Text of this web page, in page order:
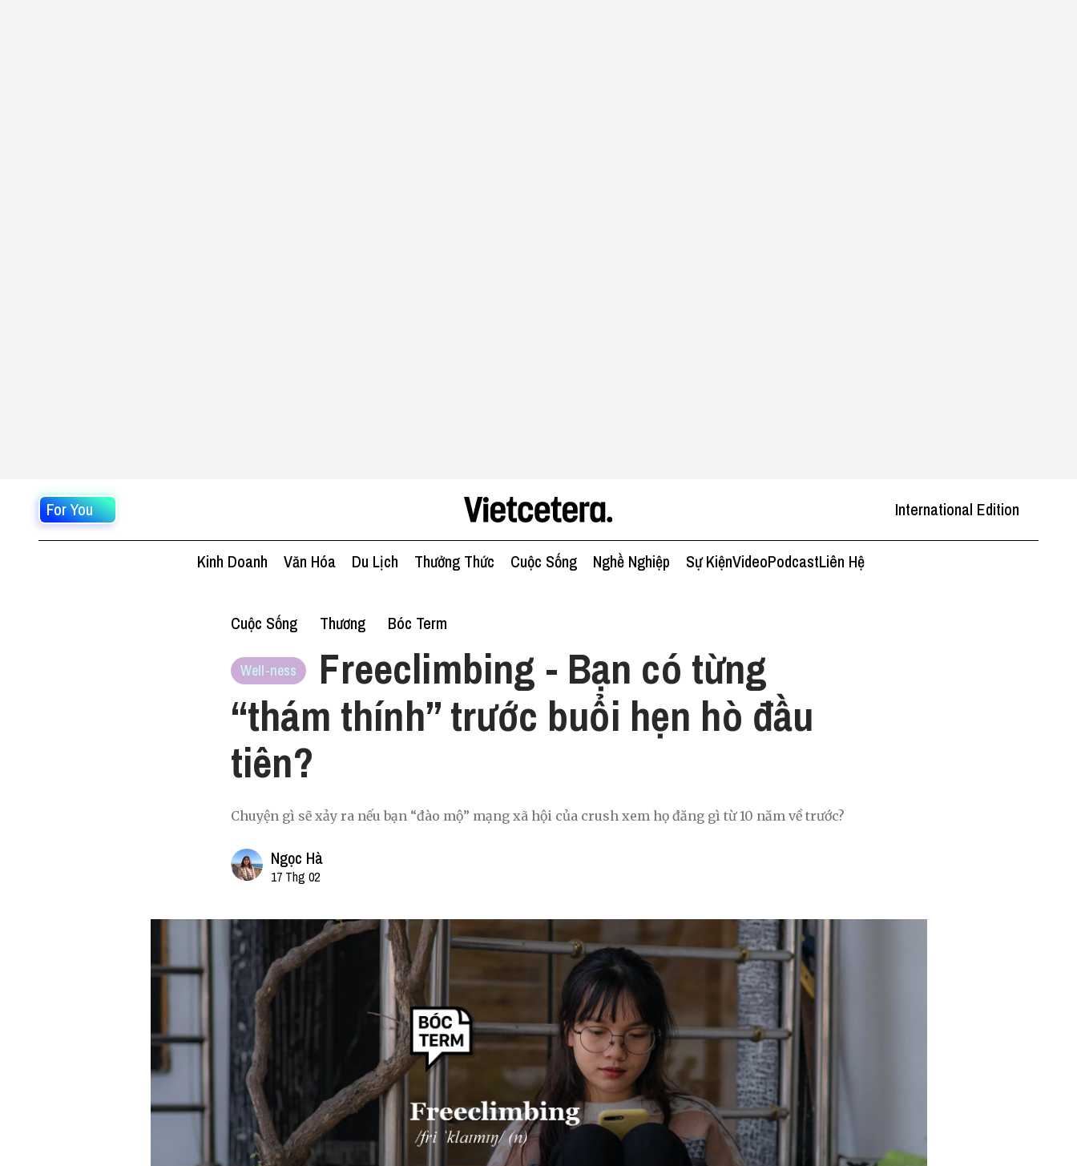
For You International Edition
Kinh Doanh Văn Hóa Du Lịch Thưởng Thức Cuộc Sống Nghề Nghiệp Sự KiệnVideoPodcastLiên Hệ
Cuộc Sống Thương Bóc Term
Well-ness
Freeclimbing - Bạn có từng
“thám thính” trước buổi hẹn hò đầu
tiên?
Chuyện gì sẽ xảy ra nếu bạn “đào mộ” mạng xã hội của crush xem họ đăng gì từ 10 năm về trước?
Ngọc Hà
17 Thg 02